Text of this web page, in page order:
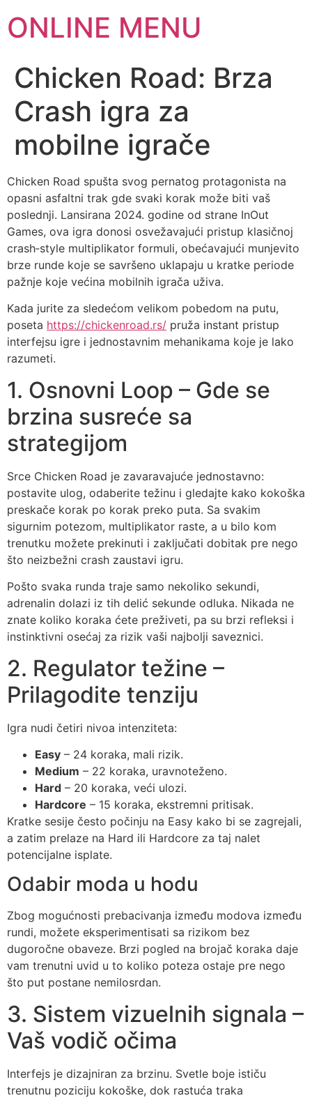
ONLINE MENU
Chicken Road: Brza
Crash igra za
mobilne igrače
Chicken Road spušta svog pernatog protagonista na
opasni asfaltni trak gde svaki korak može biti vaš
poslednji. Lansirana 2024. godine od strane InOut
Games, ova igra donosi osvežavajući pristup klasičnoj
crash‑style multiplikator formuli, obećavajući munjevito
brze runde koje se savršeno uklapaju u kratke periode
pažnje koje većina mobilnih igrača uživa.
Kada jurite za sledećom velikom pobedom na putu,
poseta https://chickenroad.rs/ pruža instant pristup
interfejsu igre i jednostavnim mehanikama koje je lako
razumeti.
1. Osnovni Loop – Gde se
brzina susreće sa
strategijom
Srce Chicken Road je zavaravajuće jednostavno:
postavite ulog, odaberite težinu i gledajte kako kokoška
preskače korak po korak preko puta. Sa svakim
sigurnim potezom, multiplikator raste, a u bilo kom
trenutku možete prekinuti i zaključati dobitak pre nego
što neizbežni crash zaustavi igru.
Pošto svaka runda traje samo nekoliko sekundi,
adrenalin dolazi iz tih delić sekunde odluka. Nikada ne
znate koliko koraka ćete preživeti, pa su brzi refleksi i
instinktivni osećaj za rizik vaši najbolji saveznici.
2. Regulator težine –
Prilagodite tenziju
Igra nudi četiri nivoa intenziteta:
Easy – 24 koraka, mali rizik.
Medium – 22 koraka, uravnoteženo.
Hard – 20 koraka, veći ulozi.
Hardcore – 15 koraka, ekstremni pritisak.
Kratke sesije često počinju na Easy kako bi se zagrejali,
a zatim prelaze na Hard ili Hardcore za taj nalet
potencijalne isplate.
Odabir moda u hodu
Zbog mogućnosti prebacivanja između modova između
rundi, možete eksperimentisati sa rizikom bez
dugoročne obaveze. Brzi pogled na brojač koraka daje
vam trenutni uvid u to koliko poteza ostaje pre nego
što put postane nemilosrdan.
3. Sistem vizuelnih signala –
Vaš vodič očima
Interfejs je dizajniran za brzinu. Svetle boje ističu
trenutnu poziciju kokoške, dok rastuća traka